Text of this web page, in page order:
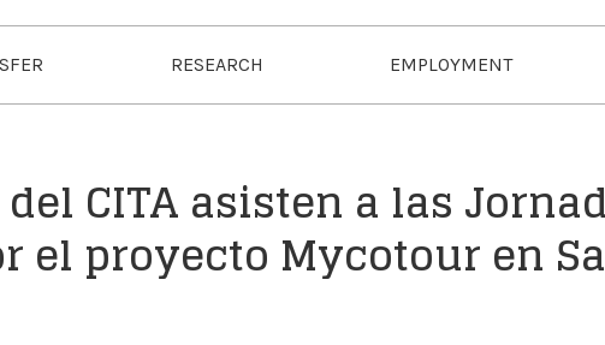
RESEARCH EMPLOYMENT
CITA asisten a las
el proyecto Mycotour en